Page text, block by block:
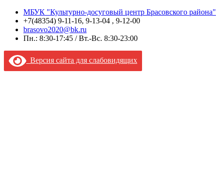
МБУК "Культурно-досуговый центр Брасовского района"
+7(48354) 9-11-16, 9-13-04 , 9-12-00
brasovo2020@bk.ru
Пн.: 8:30-17:45 / Вт.-Вс. 8:30-23:00
Версия сайта для слабовидящих